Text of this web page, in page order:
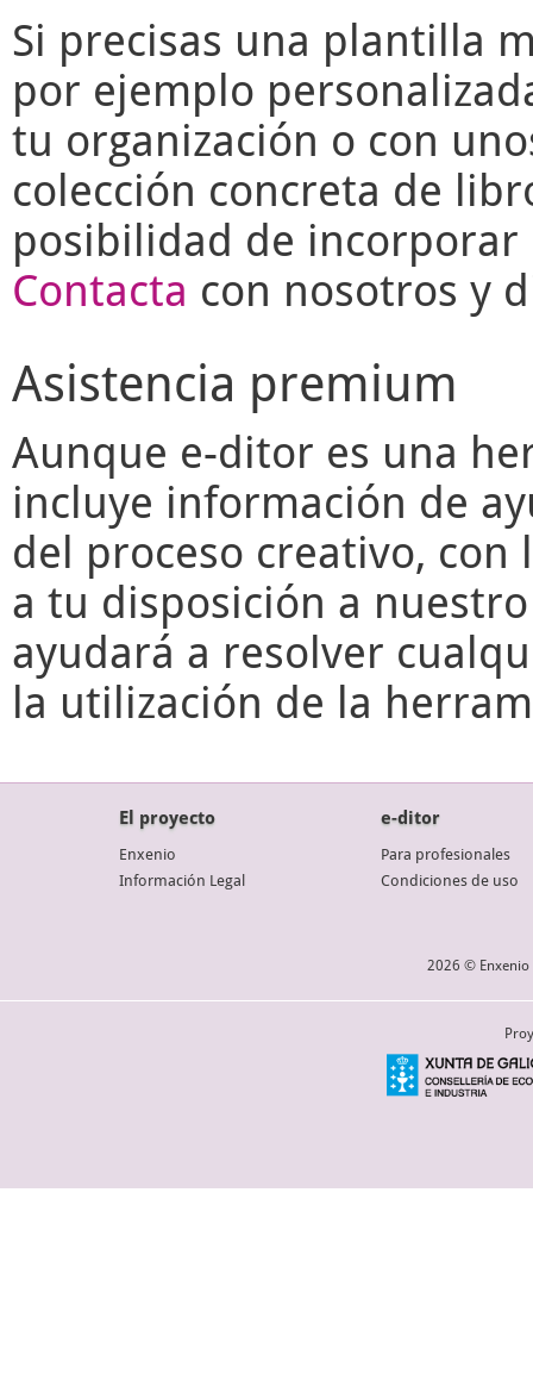
Si precisas una plantilla
por ejemplo
tu organización o con
colección concreta de
posibilidad de
Contacta con nosotros y
Asistencia premium
Aunque e-ditor es una
incluye información de
del proceso creativo,
a tu disposición a
ayudará a resolver
la utilización de la
El proyecto
Enxenio
Información Legal
e-ditor
Para profesionales
Condiciones de uso
2026 © Enxenio